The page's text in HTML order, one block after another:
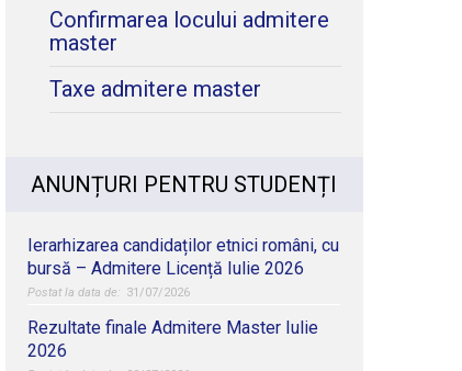
Confirmarea locului admitere
master
Taxe admitere master
ANUNȚURI PENTRU STUDENȚI
Ierarhizarea candidaților etnici români, cu
bursă – Admitere Licență Iulie 2026
31/07/2026
Rezultate finale Admitere Master Iulie
2026